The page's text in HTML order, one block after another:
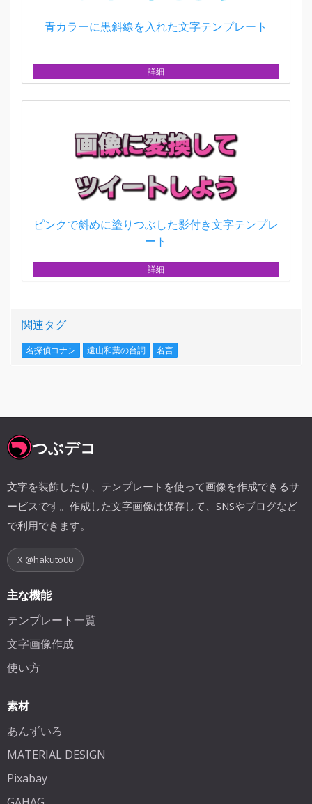
青カラーに黒斜線を入れた文字テンプレート
詳細
ピンクで斜めに塗りつぶした影付き文字テンプレ
ート
詳細
関連タグ
名探偵コナン 遠山和葉の台詞 名言
つぶデコ
文字を装飾したり、テンプレートを使って画像を作成できるサ
ービスです。作成した文字画像は保存して、SNSやブログなど
で利用できます。
X @hakuto00
主な機能
テンプレート一覧
文字画像作成
使い方
素材
あんずいろ
MATERIAL DESIGN
Pixabay